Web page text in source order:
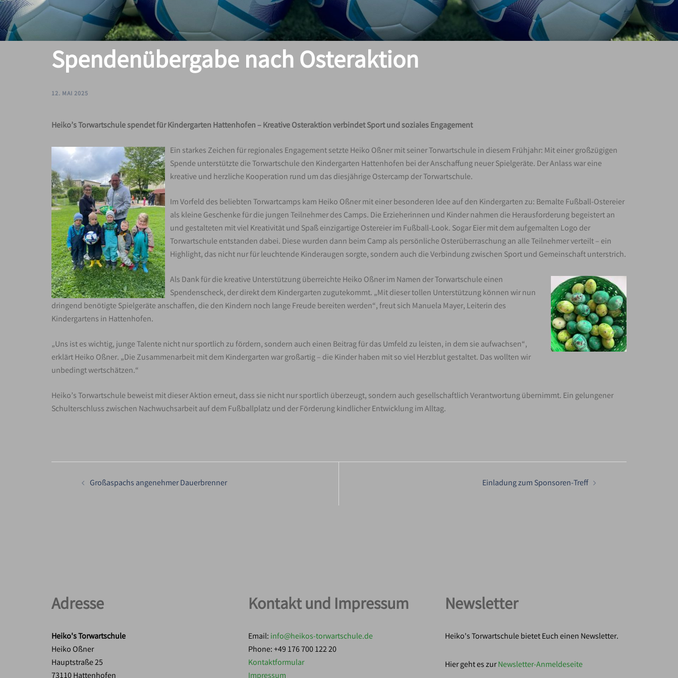
Spendenübergabe nach Osteraktion
12. MAI 2025
Heiko’s Torwartschule spendet für Kindergarten Hattenhofen – Kreative Osteraktion verbindet Sport und soziales Engagement
Ein starkes Zeichen für regionales Engagement setzte Heiko Oßner mit seiner Torwartschule in diesem Frühjahr: Mit einer großzügigen
Spende unterstützte die Torwartschule den Kindergarten Hattenhofen bei der Anschaffung neuer Spielgeräte. Der Anlass war eine
kreative und herzliche Kooperation rund um das diesjährige Ostercamp der Torwartschule.
Im Vorfeld des beliebten Torwartcamps kam Heiko Oßner mit einer besonderen Idee auf den Kindergarten zu: Bemalte Fußball-Ostereier
als kleine Geschenke für die jungen Teilnehmer des Camps. Die Erzieherinnen und Kinder nahmen die Herausforderung begeistert an
und gestalteten mit viel Kreativität und Spaß einzigartige Ostereier im Fußball-Look. Sogar Eier mit dem aufgemalten Logo der
Torwartschule entstanden dabei. Diese wurden dann beim Camp als persönliche Osterüberraschung an alle Teilnehmer verteilt – ein
Highlight, das nicht nur für leuchtende Kinderaugen sorgte, sondern auch die Verbindung zwischen Sport und Gemeinschaft unterstrich.
Als Dank für die kreative Unterstützung überreichte Heiko Oßner im Namen der Torwartschule einen
Spendenscheck, der direkt dem Kindergarten zugutekommt. „Mit dieser tollen Unterstützung können wir nun
dringend benötigte Spielgeräte anschaffen, die den Kindern noch lange Freude bereiten werden“, freut sich Manuela Mayer, Leiterin des
Kindergartens in Hattenhofen.
„Uns ist es wichtig, junge Talente nicht nur sportlich zu fördern, sondern auch einen Beitrag für das Umfeld zu leisten, in dem sie aufwachsen“,
erklärt Heiko Oßner. „Die Zusammenarbeit mit dem Kindergarten war großartig – die Kinder haben mit so viel Herzblut gestaltet. Das wollten wir
unbedingt wertschätzen.“
Heiko’s Torwartschule beweist mit dieser Aktion erneut, dass sie nicht nur sportlich überzeugt, sondern auch gesellschaftlich Verantwortung übernimmt. Ein gelungener
Schulterschluss zwischen Nachwuchsarbeit auf dem Fußballplatz und der Förderung kindlicher Entwicklung im Alltag.
Beitragsnavigation
Großaspachs angenehmer Dauerbrenner Einladung zum Sponsoren-Treff
Adresse
Heiko's Torwartschule
Heiko Oßner
Hauptstraße 25
Kontakt und Impressum
Email: info@heikos-torwartschule.de
Phone: +49 176 700 122 20
Kontaktformular
Newsletter
Heiko's Torwartschule bietet Euch einen Newsletter.
Hier geht es zurNewsletter-Anmeldeseite